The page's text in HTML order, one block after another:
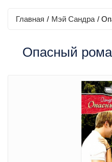
Главная / Мэй Сандра /
Опасный